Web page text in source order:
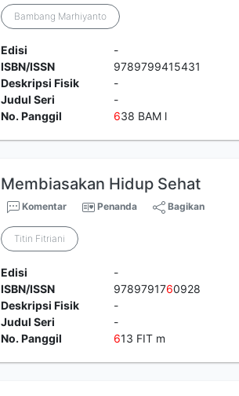
Bambang Marhiyanto
Edisi
-
ISBN/ISSN
9789799415431
Deskripsi Fisik
-
Judul Seri
-
No. Panggil
638 BAM l
Membiasakan Hidup Sehat
Komentar Penanda Bagikan
Titin Fitriani
Edisi
-
ISBN/ISSN
9789791760928
Deskripsi Fisik
-
Judul Seri
-
No. Panggil
613 FIT m